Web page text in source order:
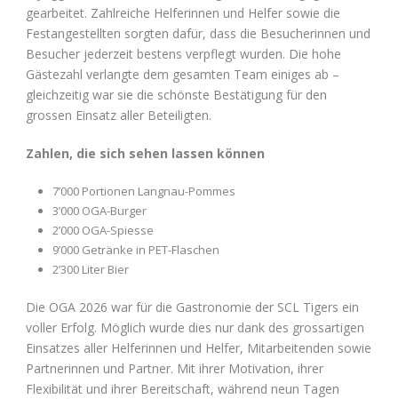
gearbeitet. Zahlreiche Helferinnen und Helfer sowie die
Festangestellten sorgten dafür, dass die Besucherinnen und
Besucher jederzeit bestens verpflegt wurden. Die hohe
Gästezahl verlangte dem gesamten Team einiges ab –
gleichzeitig war sie die schönste Bestätigung für den
grossen Einsatz aller Beteiligten.
Zahlen, die sich sehen lassen können
7’000 Portionen Langnau-Pommes
3’000 OGA-Burger
2’000 OGA-Spiesse
9’000 Getränke in PET-Flaschen
2’300 Liter Bier
Die OGA 2026 war für die Gastronomie der SCL Tigers ein
voller Erfolg. Möglich wurde dies nur dank des grossartigen
Einsatzes aller Helferinnen und Helfer, Mitarbeitenden sowie
Partnerinnen und Partner. Mit ihrer Motivation, ihrer
Flexibilität und ihrer Bereitschaft, während neun Tagen